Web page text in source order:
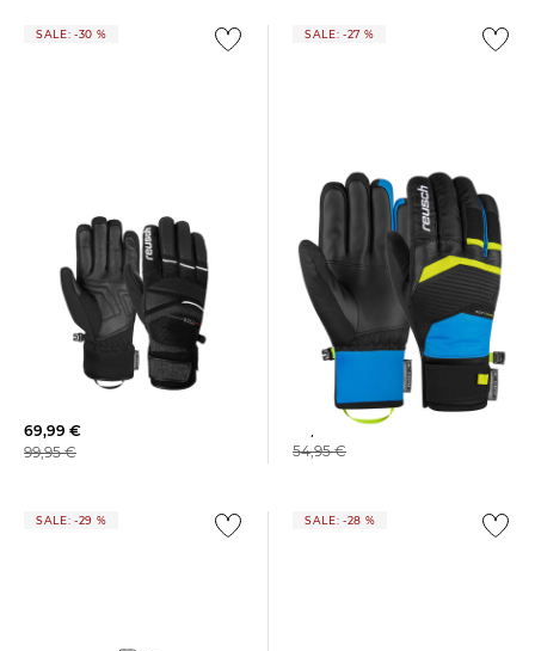
SALE: -30 %
69,99 €
99,95 €
SALE: -27 %
+1
Reusch | Herren
Skihandschuhe R-TEX XT
54,95 €
SALE: -29 % SALE: -28 %